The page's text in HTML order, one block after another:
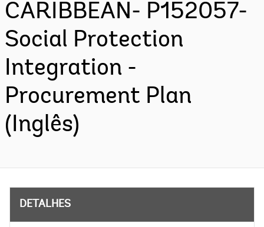
CARIBBEAN- P152057-
Social Protection
Integration -
Procurement Plan
(Inglês)
DETALHES